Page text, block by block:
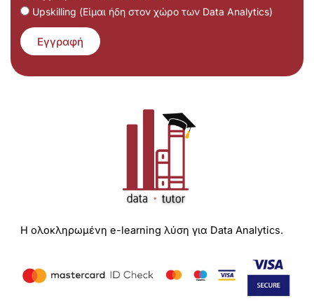
Upskilling (Είμαι ήδη στον χώρο των Data Analytics)
Εγγραφή
Η ολοκληρωμένη e-learning λύση για Data Analytics.